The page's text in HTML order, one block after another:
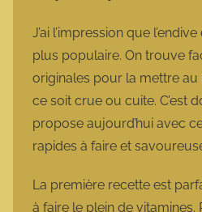
o
t
t
e
J’ai l’impression que
plus populaire. On trouve
originales pour la mettre au
ce soit crue ou cuite. C’est
propose aujourd’hui avec
rapides à faire et
La première recette est
à faire le plein de vitamines.